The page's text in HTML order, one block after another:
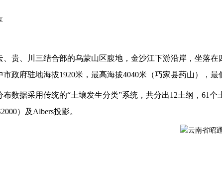
贵、川三结合部的乌蒙山区腹地，金沙江下游沿岸，坐落
市政府驻地海拔1920米，最高海拔4040米（巧家县药山），最
布数据采用传统的“土壤发生分类”系统，共分出12土纲，61
）及Albers投影。